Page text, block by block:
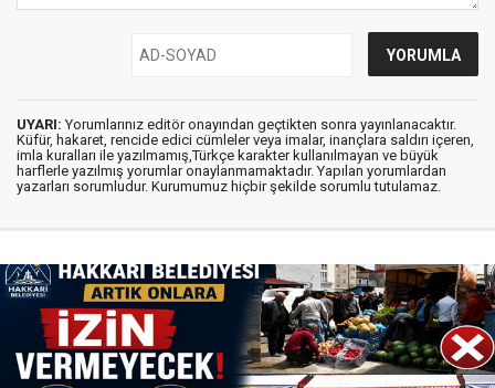
UYARI: Yorumlarınız editör onayından geçtikten sonra yayınlanacaktır.
Küfür, hakaret, rencide edici cümleler veya imalar, inançlara saldırı içeren,
imla kuralları ile yazılmamış,Türkçe karakter kullanılmayan ve büyük
harflerle yazılmış yorumlar onaylanmamaktadır. Yapılan yorumlardan
yazarları sorumludur. Kurumumuz hiçbir şekilde sorumlu tutulamaz.